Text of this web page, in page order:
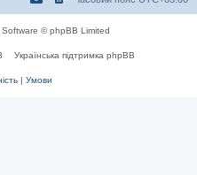
© phpBB Limited
Українська підтримка phpBB
| Умови